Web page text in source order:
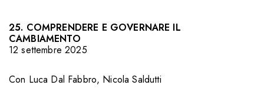
25. COMPRENDERE E GOVERNARE IL
CAMBIAMENTO
12 settembre 2025
Con Luca Dal Fabbro, Nicola Saldutti